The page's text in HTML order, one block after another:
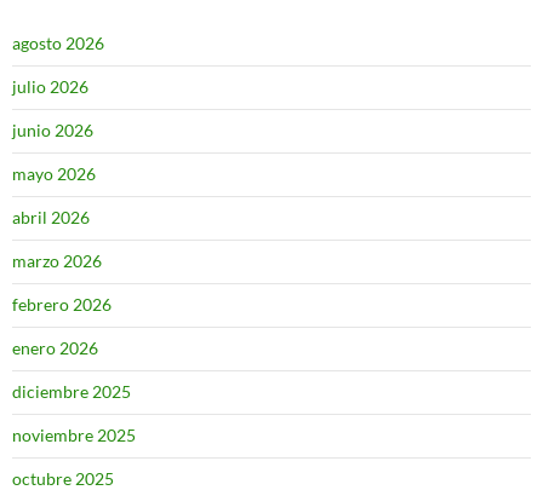
agosto 2026
julio 2026
junio 2026
mayo 2026
abril 2026
marzo 2026
febrero 2026
enero 2026
diciembre 2025
noviembre 2025
octubre 2025